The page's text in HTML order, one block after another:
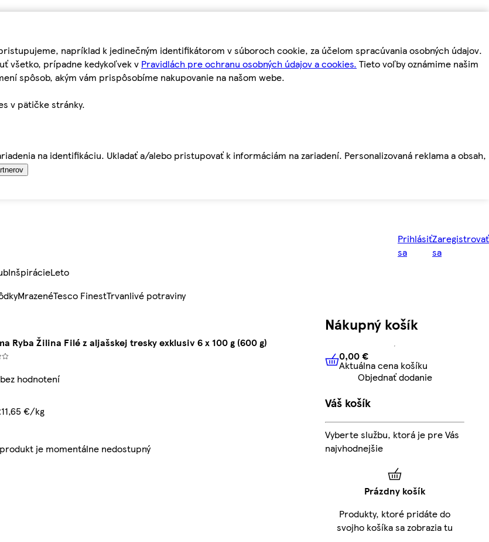
napríklad k jedinečným identifikátorom v súboroch cookie, za účelom spracúvania osobných údajov.
všetko, prípadne kedykoľvek v Pravidlách pre ochranu osobných údajov a cookies. Tieto voľby oznámime našim
spôsob, akým vám prispôsobíme nakupovanie na našom webe.
v pätičke stránky.
na identifikáciu. Ukladať a/alebo pristupovať k informáciám na zariadení. Personalizovaná reklama a obsah,
Prihlásiť
sa
Zaregistrovať
sa
InšpirácieLeto
MrazenéTesco FinestTrvanlivé potraviny
Ryba Žilina Filé z aljašskej tresky exklusiv 6 x 100 g (600 g)
hodnotení
11,65 €/kg
je momentálne nedostupný
Nákupný košík
0,00 € Aktuálna cena košíku
0,00 €
Aktuálna cena košíku
Objednať dodanie
Váš košík
Vyberte službu, ktorá je pre Vás
najvhodnejšie
Prázdny košík
Produkty, ktoré pridáte do
svojho košíka sa zobrazia tu